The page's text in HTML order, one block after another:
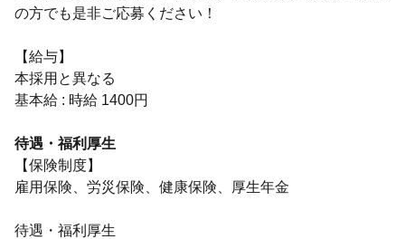
の方でも是非ご応募ください！
【給与】
本採用と異なる
基本給 : 時給 1400円
待遇・福利厚生
【保険制度】
雇用保険、労災保険、健康保険、厚生年金
待遇・福利厚生